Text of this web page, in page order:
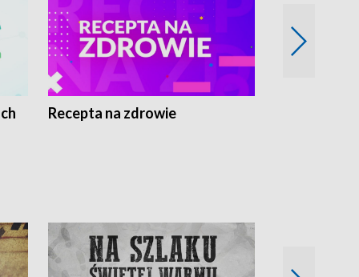
Recepta na zdrowie